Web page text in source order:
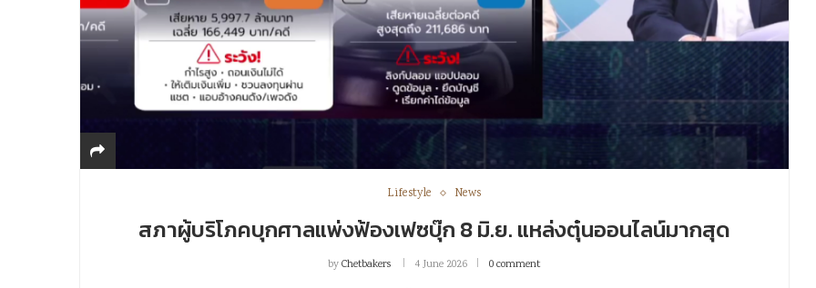
Lifestyle News
สภาผู้บริโภคบุกศาลแพ่งฟ้องเฟซบุ๊ก 8 มิ.ย. แหล่งตุ๋นออนไลน์มากสุด
byChetbakers 4 June 2026 0 comment